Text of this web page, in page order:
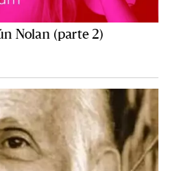
Nolan (parte 2)